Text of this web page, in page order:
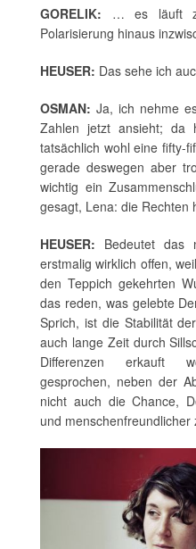
GORELIK: … es läuft
Polarisierung hinaus
HEUSER: Das sehe ich
OSMAN: Ja, ich nehme
Zahlen jetzt ansieht;
tatsächlich wohl eine fifty-
gerade deswegen aber
wichtig ein
gesagt, Lena: die Rechten
HEUSER: Bedeutet das
erstmalig wirklich offen,
den Teppich gekehrten
das reden, was gelebte
Sprich, ist die Stabilität
auch lange Zeit durch
Differenzen erkauft
gesprochen, neben der
nicht auch die Chance,
und menschenfreundlicher